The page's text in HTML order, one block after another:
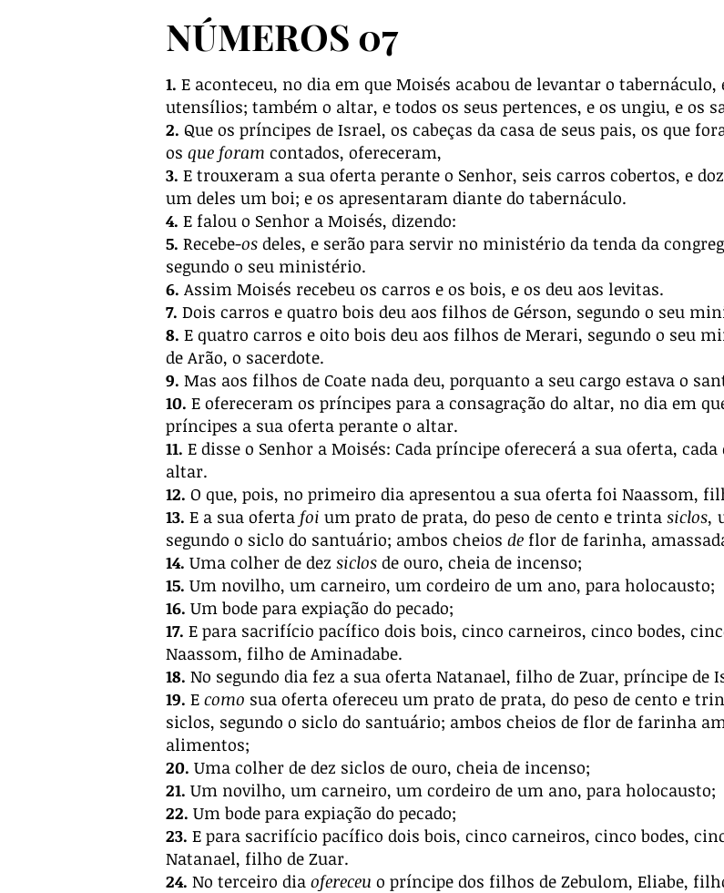
NÚMEROS 07
1. E aconteceu, no dia em que Moisés acabou de levantar o
utensílios; também o altar, e todos os seus pertences, e os ungiu, e os
2. Que os príncipes de Israel, os cabeças da casa de seus pais, os que
os que foram contados, ofereceram,
3. E trouxeram a sua oferta perante o Senhor, seis carros cobertos, e
um deles um boi; e os apresentaram diante do tabernáculo.
4. E falou o Senhor a Moisés, dizendo:
5. Recebe-os deles, e serão para servir no ministério da tenda da
segundo o seu ministério.
6. Assim Moisés recebeu os carros e os bois, e os deu aos levitas.
7. Dois carros e quatro bois deu aos filhos de Gérson, segundo o seu
8. E quatro carros e oito bois deu aos filhos de Merari, segundo o seu
de Arão, o sacerdote.
9. Mas aos filhos de Coate nada deu, porquanto a seu cargo estava o
10. E ofereceram os príncipes para a consagração do altar, no dia em
príncipes a sua oferta perante o altar.
11. E disse o Senhor a Moisés: Cada príncipe oferecerá a sua oferta,
altar.
12. O que, pois, no primeiro dia apresentou a sua oferta foi Naassom,
13. E a sua oferta foi um prato de prata, do peso de cento e trinta siclos,
segundo o siclo do santuário; ambos cheios de flor de farinha,
14. Uma colher de dez siclos de ouro, cheia de incenso;
15. Um novilho, um carneiro, um cordeiro de um ano, para holocausto;
16. Um bode para expiação do pecado;
17. E para sacrifício pacífico dois bois, cinco carneiros, cinco bodes,
Naassom, filho de Aminadabe.
18. No segundo dia fez a sua oferta Natanael, filho de Zuar, príncipe de
19. E como sua oferta ofereceu um prato de prata, do peso de cento e
siclos, segundo o siclo do santuário; ambos cheios de flor de farinha
alimentos;
20. Uma colher de dez siclos de ouro, cheia de incenso;
21. Um novilho, um carneiro, um cordeiro de um ano, para holocausto;
22. Um bode para expiação do pecado;
23. E para sacrifício pacífico dois bois, cinco carneiros, cinco bodes,
Natanael, filho de Zuar.
24. No terceiro dia ofereceu o príncipe dos filhos de Zebulom, Eliabe,